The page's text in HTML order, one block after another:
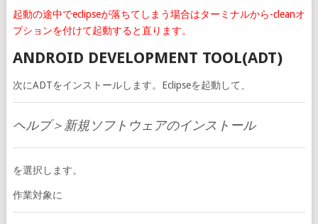
起動の途中でeclipseが落ちてしまう場合はターミナルから-cleanオ
プションを付けて起動すると直ります。
ANDROID DEVELOPMENT TOOL(ADT)
次にADTをインストールします。Eclipseを起動して、
ヘルプ＞新規ソフトウェアのインストール
を選択します。
作業対象に